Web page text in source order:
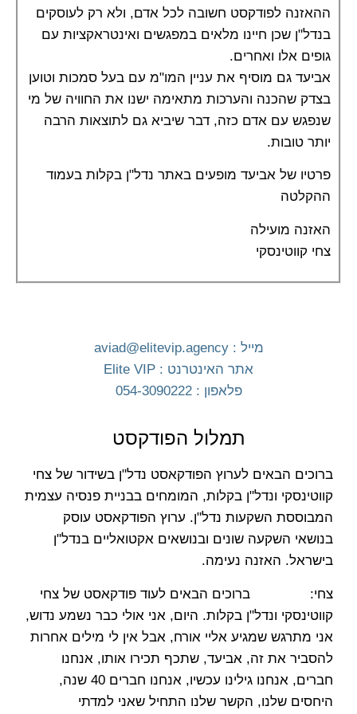
ההאזנה לפודקסט חשובה לכל אדם, ולא רק לעוסקים
בנדל"ן שכן חיינו מלאים במפגשים ואינטראקציות עם
גופים אלו ואחרים.
אביעד גם מוסיף את עניין המו"מ עם בעל סמכות וטוען
בצדק שהכנה והערכות מתאימה ישנו את החוויה של מי
שנפגש עם אדם כזה, דבר שיביא גם לתוצאות הרבה
יותר טובות.
פרטיו של אביעד מופעים באתר נדל"ן בקלות בעמוד
ההקלטה
האזנה מועילה
צחי קווטינסקי
מייל :aviad@elitevip.agency
אתר האינטרנט : Elite VIP
פלאפון : 054-3090222
תמלול הפודקסט
ברוכים הבאים לערוץ הפודקאסט נדל"ן בשידור של צחי
קווטינסקי ונדל"ן בקלות, המומחים בבניית פנסיה עצמית
המבוססת השקעות נדל"ן. ערוץ הפודקאסט עוסק
בנושאי השקעה שונים ובנושאים אקטואליים בנדל"ן
בישראל. האזנה נעימה.
צחי: ברוכים הבאים לעוד פודקאסט של צחי
קווטינסקי ונדל"ן בקלות. היום, אני אולי כבר נשמע נדוש,
אני מתרגש שמגיע אליי אורח, אבל אין לי מילים אחרות
להסביר את זה, אביעד, שתכף תכירו אותו, אנחנו
חברים, אנחנו גילינו עכשיו, אנחנו חברים 40 שנה,
היחסים שלנו, הקשר שלנו התחיל שאני למדתי